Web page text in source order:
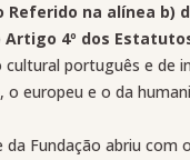
Referido na alínea b)
Artigo 4º dos
português e de
o europeu e o da
da Fundação abriu com